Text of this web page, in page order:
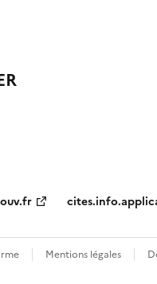
Mentions légales